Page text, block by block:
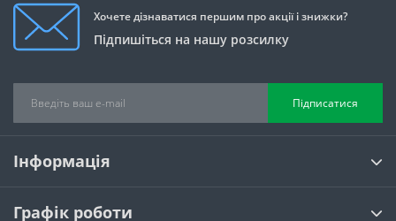
Хочете дізнаватися першим про акції і знижки?
Підпишіться на нашу розсилку
Підписатися
Інформація
Графік роботи